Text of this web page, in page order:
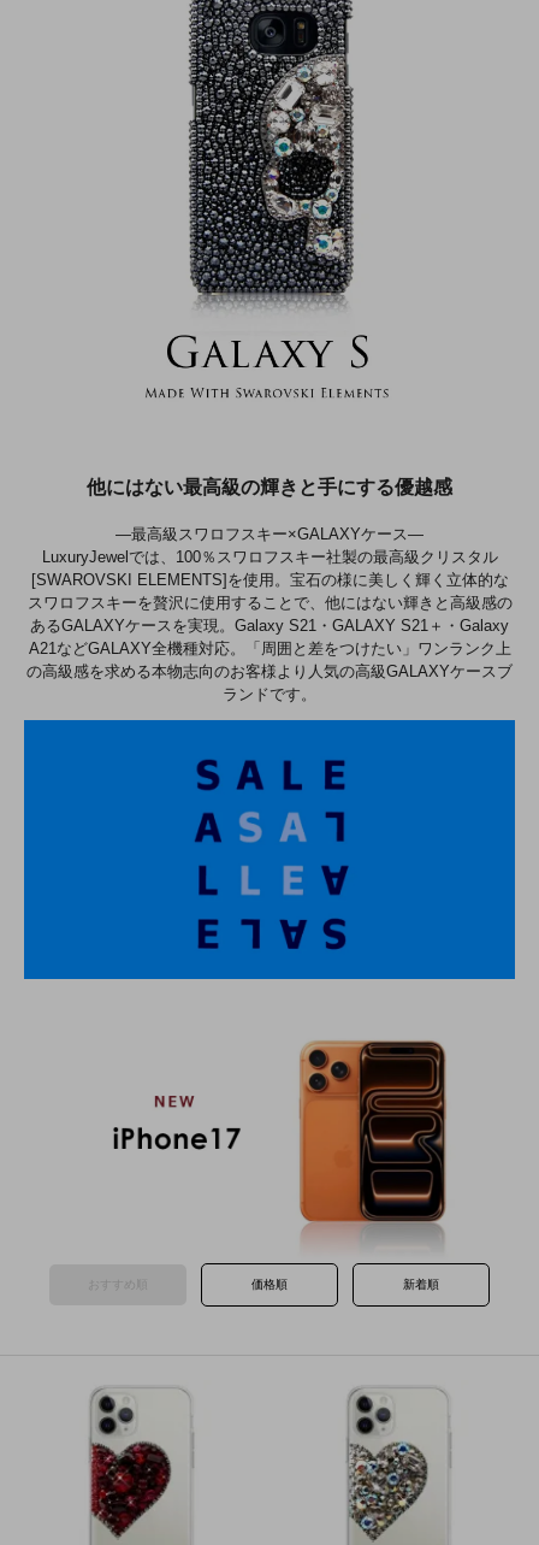
他にはない最高級の輝きと手にする優越感
―最高級スワロフスキー×GALAXYケース―
LuxuryJewelでは、100％スワロフスキー社製の最高級クリスタル
[SWAROVSKI ELEMENTS]を使用。宝石の様に美しく輝く立体的な
スワロフスキーを贅沢に使用することで、他にはない輝きと高級感の
あるGALAXYケースを実現。Galaxy S21・GALAXY S21＋・Galaxy
A21などGALAXY全機種対応。「周囲と差をつけたい」ワンランク上
の高級感を求める本物志向のお客様より人気の高級GALAXYケースブ
ランドです。
おすすめ順 価格順 新着順